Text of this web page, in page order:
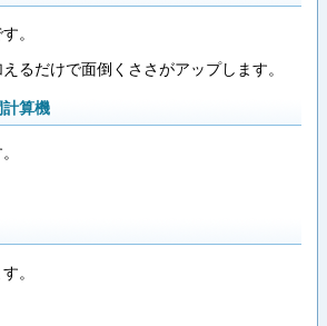
。
るだけで面倒くささがアップします。
算機
。